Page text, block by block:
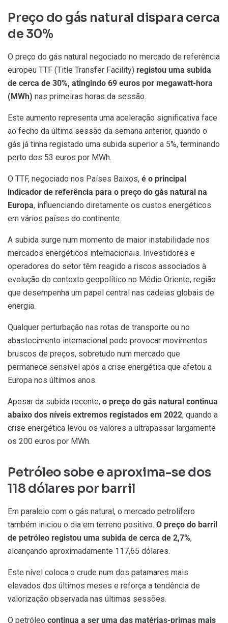
Preço do gás natural dispara cerca
de 30%
O preço do gás natural negociado no mercado de referência
europeu TTF (Title Transfer Facility) registou uma subida
de cerca de 30%, atingindo 69 euros por megawatt-hora
(MWh) nas primeiras horas da sessão.
Este aumento representa uma aceleração significativa face
ao fecho da última sessão da semana anterior, quando o
gás já tinha registado uma subida superior a 5%, terminando
perto dos 53 euros por MWh.
O TTF, negociado nos Países Baixos, é o principal
indicador de referência para o preço do gás natural na
Europa, influenciando diretamente os custos energéticos
em vários países do continente.
A subida surge num momento de maior instabilidade nos
mercados energéticos internacionais. Investidores e
operadores do setor têm reagido a riscos associados à
evolução do contexto geopolítico no Médio Oriente, região
que desempenha um papel central nas cadeias globais de
energia.
Qualquer perturbação nas rotas de transporte ou no
abastecimento internacional pode provocar movimentos
bruscos de preços, sobretudo num mercado que
permanece sensível após a crise energética que afetou a
Europa nos últimos anos.
Apesar da subida recente, o preço do gás natural continua
abaixo dos níveis extremos registados em 2022, quando a
crise energética levou os valores a ultrapassar largamente
os 200 euros por MWh.
Petróleo sobe e aproxima-se dos
118 dólares por barril
Em paralelo com o gás natural, o mercado petrolífero
também iniciou o dia em terreno positivo. O preço do barril
de petróleo registou uma subida de cerca de 2,7%,
alcançando aproximadamente 117,65 dólares.
Este nível coloca o crude num dos patamares mais
elevados dos últimos meses e reforça a tendência de
valorização observada nas últimas sessões.
O petróleo continua a ser uma das matérias-primas mais